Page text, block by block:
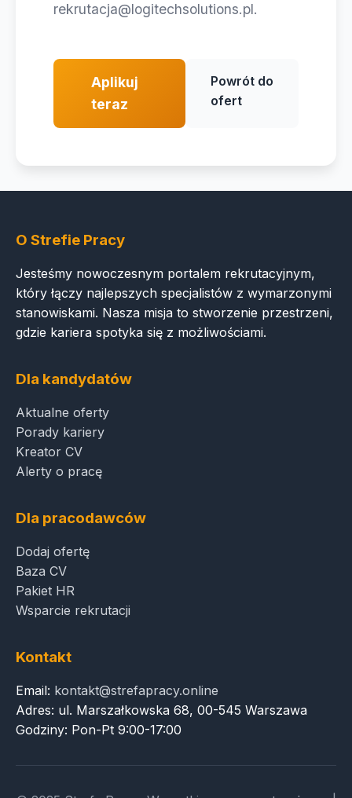
rekrutacja@logitechsolutions.pl.
Aplikuj
teraz
Powrót do
ofert
O Strefie Pracy
Jesteśmy nowoczesnym portalem rekrutacyjnym,
który łączy najlepszych specjalistów z wymarzonymi
stanowiskami. Nasza misja to stworzenie przestrzeni,
gdzie kariera spotyka się z możliwościami.
Dla kandydatów
Aktualne oferty
Porady kariery
Kreator CV
Alerty o pracę
Dla pracodawców
Dodaj ofertę
Baza CV
Pakiet HR
Wsparcie rekrutacji
Kontakt
Email: kontakt@strefapracy.online
Adres: ul. Marszałkowska 68, 00-545 Warszawa
Godziny: Pon-Pt 9:00-17:00